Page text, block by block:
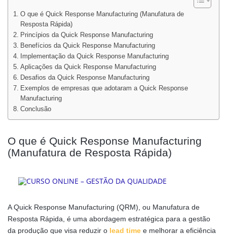
O que é Quick Response Manufacturing (Manufatura de
Resposta Rápida)
Princípios da Quick Response Manufacturing
Benefícios da Quick Response Manufacturing
Implementação da Quick Response Manufacturing
Aplicações da Quick Response Manufacturing
Desafios da Quick Response Manufacturing
Exemplos de empresas que adotaram a Quick Response
Manufacturing
Conclusão
O que é Quick Response Manufacturing
(Manufatura de Resposta Rápida)
A Quick Response Manufacturing (QRM), ou Manufatura de
Resposta Rápida, é uma abordagem estratégica para a gestão
da produção que visa reduzir o lead time e melhorar a eficiência